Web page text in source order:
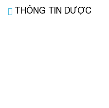
THÔNG TIN DƯỢC